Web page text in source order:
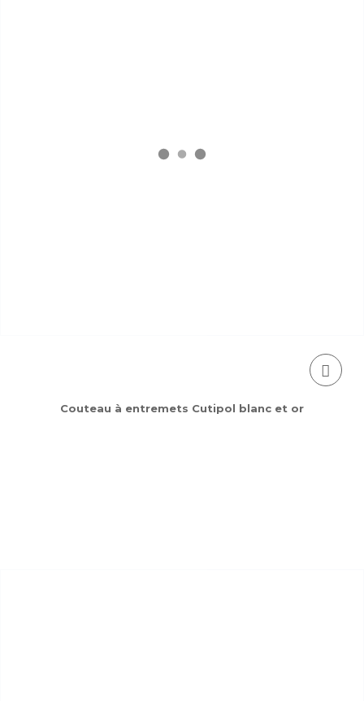
Couteau à entremets Cutipol blanc et or